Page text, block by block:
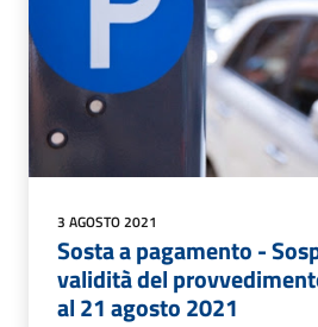
3 AGOSTO 2021
Sosta a pagamento -
validità del
al 21 agosto 2021